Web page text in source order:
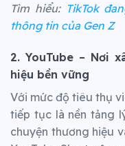
Tìm hiểu: TikTok
thông tin của Gen Z
2. YouTube – Nơi
hiệu bền vững
Với mức độ tiêu thụ
tiếp tục là nền tảng
chuyện thương hiệu